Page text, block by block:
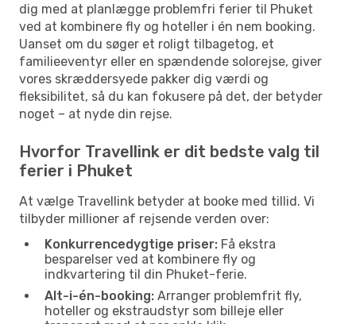
dig med at planlægge problemfri ferier til Phuket
ved at kombinere fly og hoteller i én nem booking.
Uanset om du søger et roligt tilbagetog, et
familieeventyr eller en spændende solorejse, giver
vores skræddersyede pakker dig værdi og
fleksibilitet, så du kan fokusere på det, der betyder
noget – at nyde din rejse.
Hvorfor Travellink er dit bedste valg til
ferier i Phuket
At vælge Travellink betyder at booke med tillid. Vi
tilbyder millioner af rejsende verden over:
Konkurrencedygtige priser: Få ekstra
besparelser ved at kombinere fly og
indkvartering til din Phuket-ferie.
Alt-i-én-booking: Arranger problemfrit fly,
hoteller og ekstraudstyr som billeje eller